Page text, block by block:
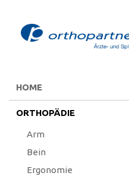
HOME
ORTHOPÄDIE
Arm
Bein
Ergonomie